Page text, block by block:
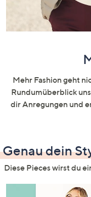
anzuzeigen.
Mehr Fashion geht
Rundumüberblick
dir Anregungen und
Genau dein
Diese Pieces wirst du